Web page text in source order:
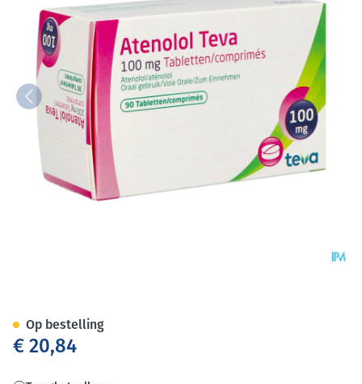
€ 20,84
Op bestelling